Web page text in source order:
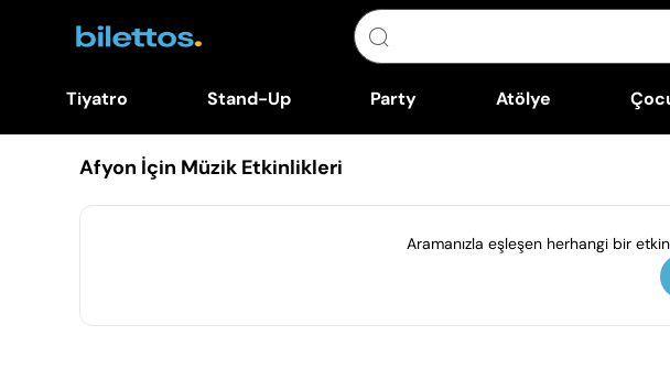
Tiyatro Stand-Up Party Atölye
Afyon İçin Müzik Etkinlikleri
Aramanızla eşleşen herhangi bir